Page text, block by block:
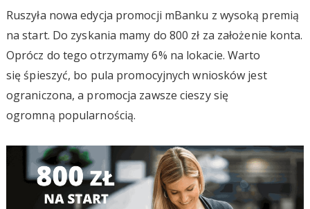
Ruszyła nowa edycja promocji mBanku z wysoką premią
na start. Do zyskania mamy do 800 zł za założenie konta.
Oprócz do tego otrzymamy 6% na lokacie. Warto
się śpieszyć, bo pula promocyjnych wniosków jest
ograniczona, a promocja zawsze cieszy się
ogromną popularnością.